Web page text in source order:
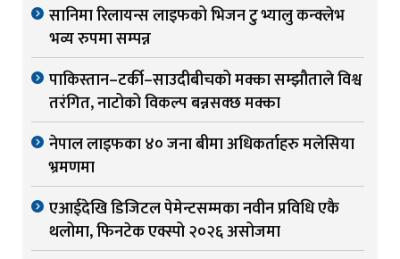
सानिमा रिलायन्स लाइफको भिजन टु भ्यालु कन्क्लेभ
भव्य रुपमा सम्पन्न
पाकिस्तान–टर्की–साउदीबीचको मक्का सम्झौताले विश्व
तरंगित, नाटोको विकल्प बन्नसक्छ मक्का
नेपाल लाइफका ४० जना बीमा अधिकर्ताहरु मलेसिया
भ्रमणमा
एआईदेखि डिजिटल पेमेन्टसम्मका नवीन प्रविधि एकै
थलोमा, फिनटेक एक्स्पो २०२६ असोजमा